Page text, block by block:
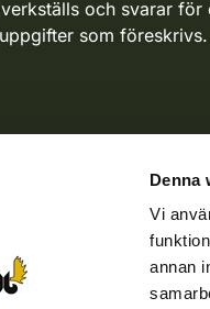
Denna
Vi
annan
och svarar för
som föreskrivs.